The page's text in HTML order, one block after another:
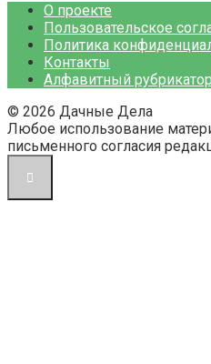
О проекте
Пользовательское
Политика
Контакты
Алфавитный рубрикатор
© 2026 Дачные Дела
Любое использование
письменного согласия